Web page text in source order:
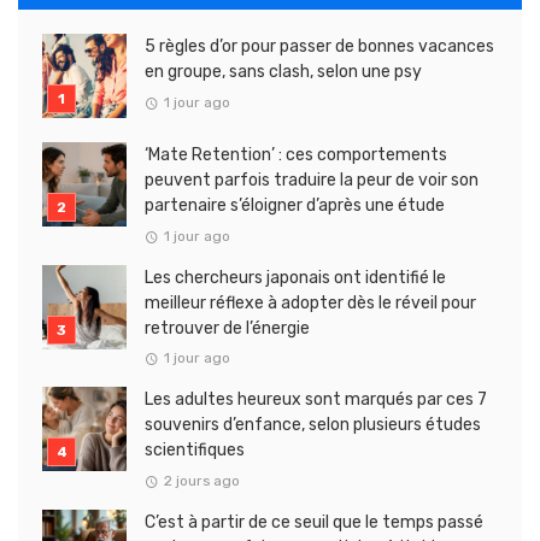
5 règles d’or pour passer de bonnes vacances
en groupe, sans clash, selon une psy
1 jour ago
‘Mate Retention’ : ces comportements
peuvent parfois traduire la peur de voir son
partenaire s’éloigner d’après une étude
1 jour ago
Les chercheurs japonais ont identifié le
meilleur réflexe à adopter dès le réveil pour
retrouver de l’énergie
1 jour ago
Les adultes heureux sont marqués par ces 7
souvenirs d’enfance, selon plusieurs études
scientifiques
2 jours ago
C’est à partir de ce seuil que le temps passé